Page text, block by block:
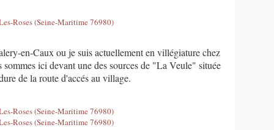
en-Caux ou je suis actuellement en villégiature chez
ici devant une des sources de "La Veule" située
de la route d'accés au village.